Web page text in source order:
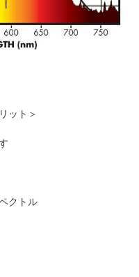
ット＞
クトル